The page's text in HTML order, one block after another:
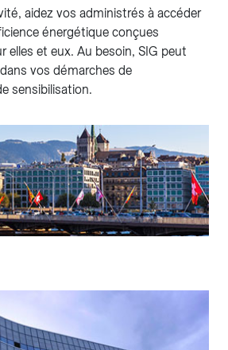
aidez vos administrés à accéder
énergétique conçues
elles et eux. Au besoin, SIG peut
vos démarches de
sensibilisation.